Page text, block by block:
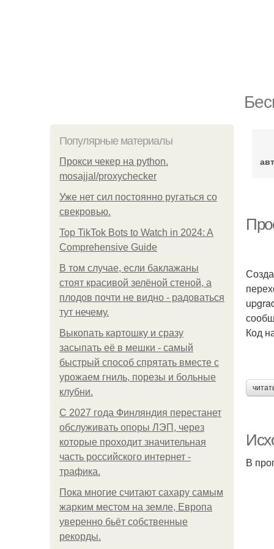
Популярные материалы
Прокси чекер на python.
mosajjal/proxychecker
Уже нет сил постоянно ругаться со
свекровью.
Top TikTok Bots to Watch in 2024: A
Comprehensive Guide
В том случае, если баклажаны
стоят красивой зелёной стеной, а
плодов почти не видно - радоваться
тут нечему.
Выкопать картошку и сразу
засыпать её в мешки - самый
быстрый способ спрятать вместе с
урожаем гниль, порезы и больные
клубни.
С 2027 года Финляндия перестанет
обслуживать опоры ЛЭП, через
которые проходит значительная
часть российского интернет -
трафика.
Пока многие считают сахару самым
жарким местом на земле, Европа
уверенно бьёт собственные
рекорды.
Код
В